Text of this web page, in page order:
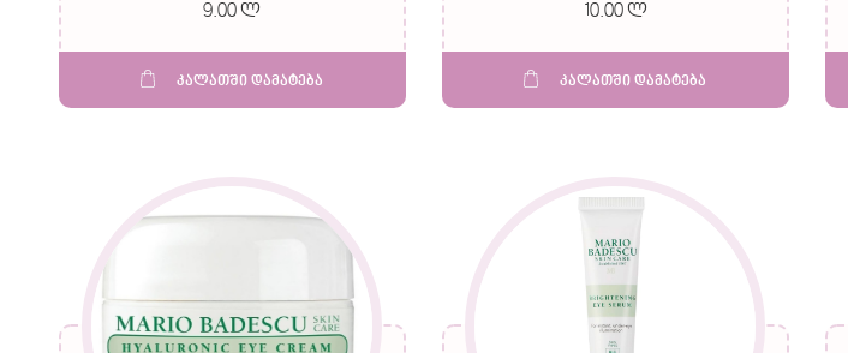
9.00 ლ
კალათში დამატება
10.00 ლ
კალათში დამატება